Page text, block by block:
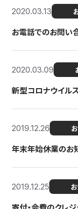
2020.03.13
お電話でのお問い
2020.03.09
新型コロナウイル
2019.12.26
年末年始休業のお
2019.12.25